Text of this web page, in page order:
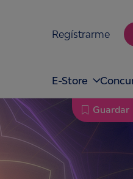
Regístrarme
E-Store
Guardar